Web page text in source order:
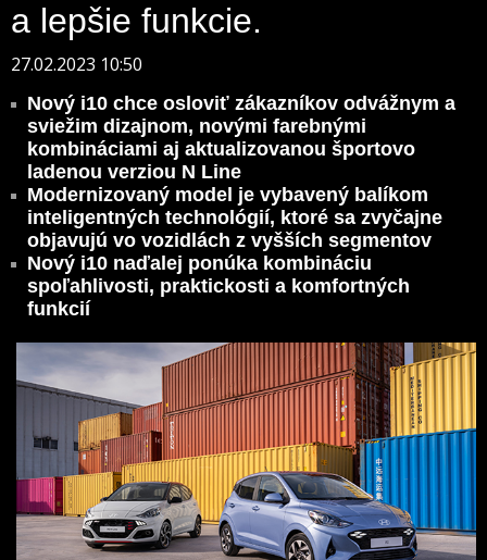
a lepšie funkcie.
27.02.2023 10:50
Nový i10 chce osloviť zákazníkov odvážnym a
sviežim dizajnom, novými farebnými
kombináciami aj aktualizovanou športovo
ladenou verziou N Line
Modernizovaný model je vybavený balíkom
inteligentných technológií, ktoré sa zvyčajne
objavujú vo vozidlách z vyšších segmentov
Nový i10 naďalej ponúka kombináciu
spoľahlivosti, praktickosti a komfortných
funkcií